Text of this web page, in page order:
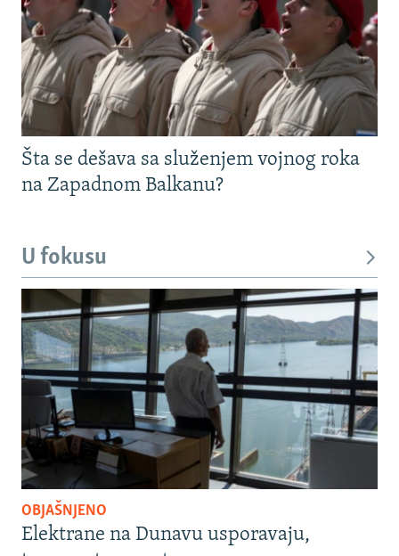
Šta se dešava sa služenjem vojnog roka
na Zapadnom Balkanu?
U fokusu
OBJAŠNJENO
Elektrane na Dunavu usporavaju,